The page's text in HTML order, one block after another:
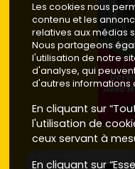
Les cookies nous
contenu et les
relatives aux médias
Nous partageons
l'utilisation de notre
d'analyse, qui
d'autres informations
En cliquant sur
l'utilisation de
ceux servant à
En cliquant sur